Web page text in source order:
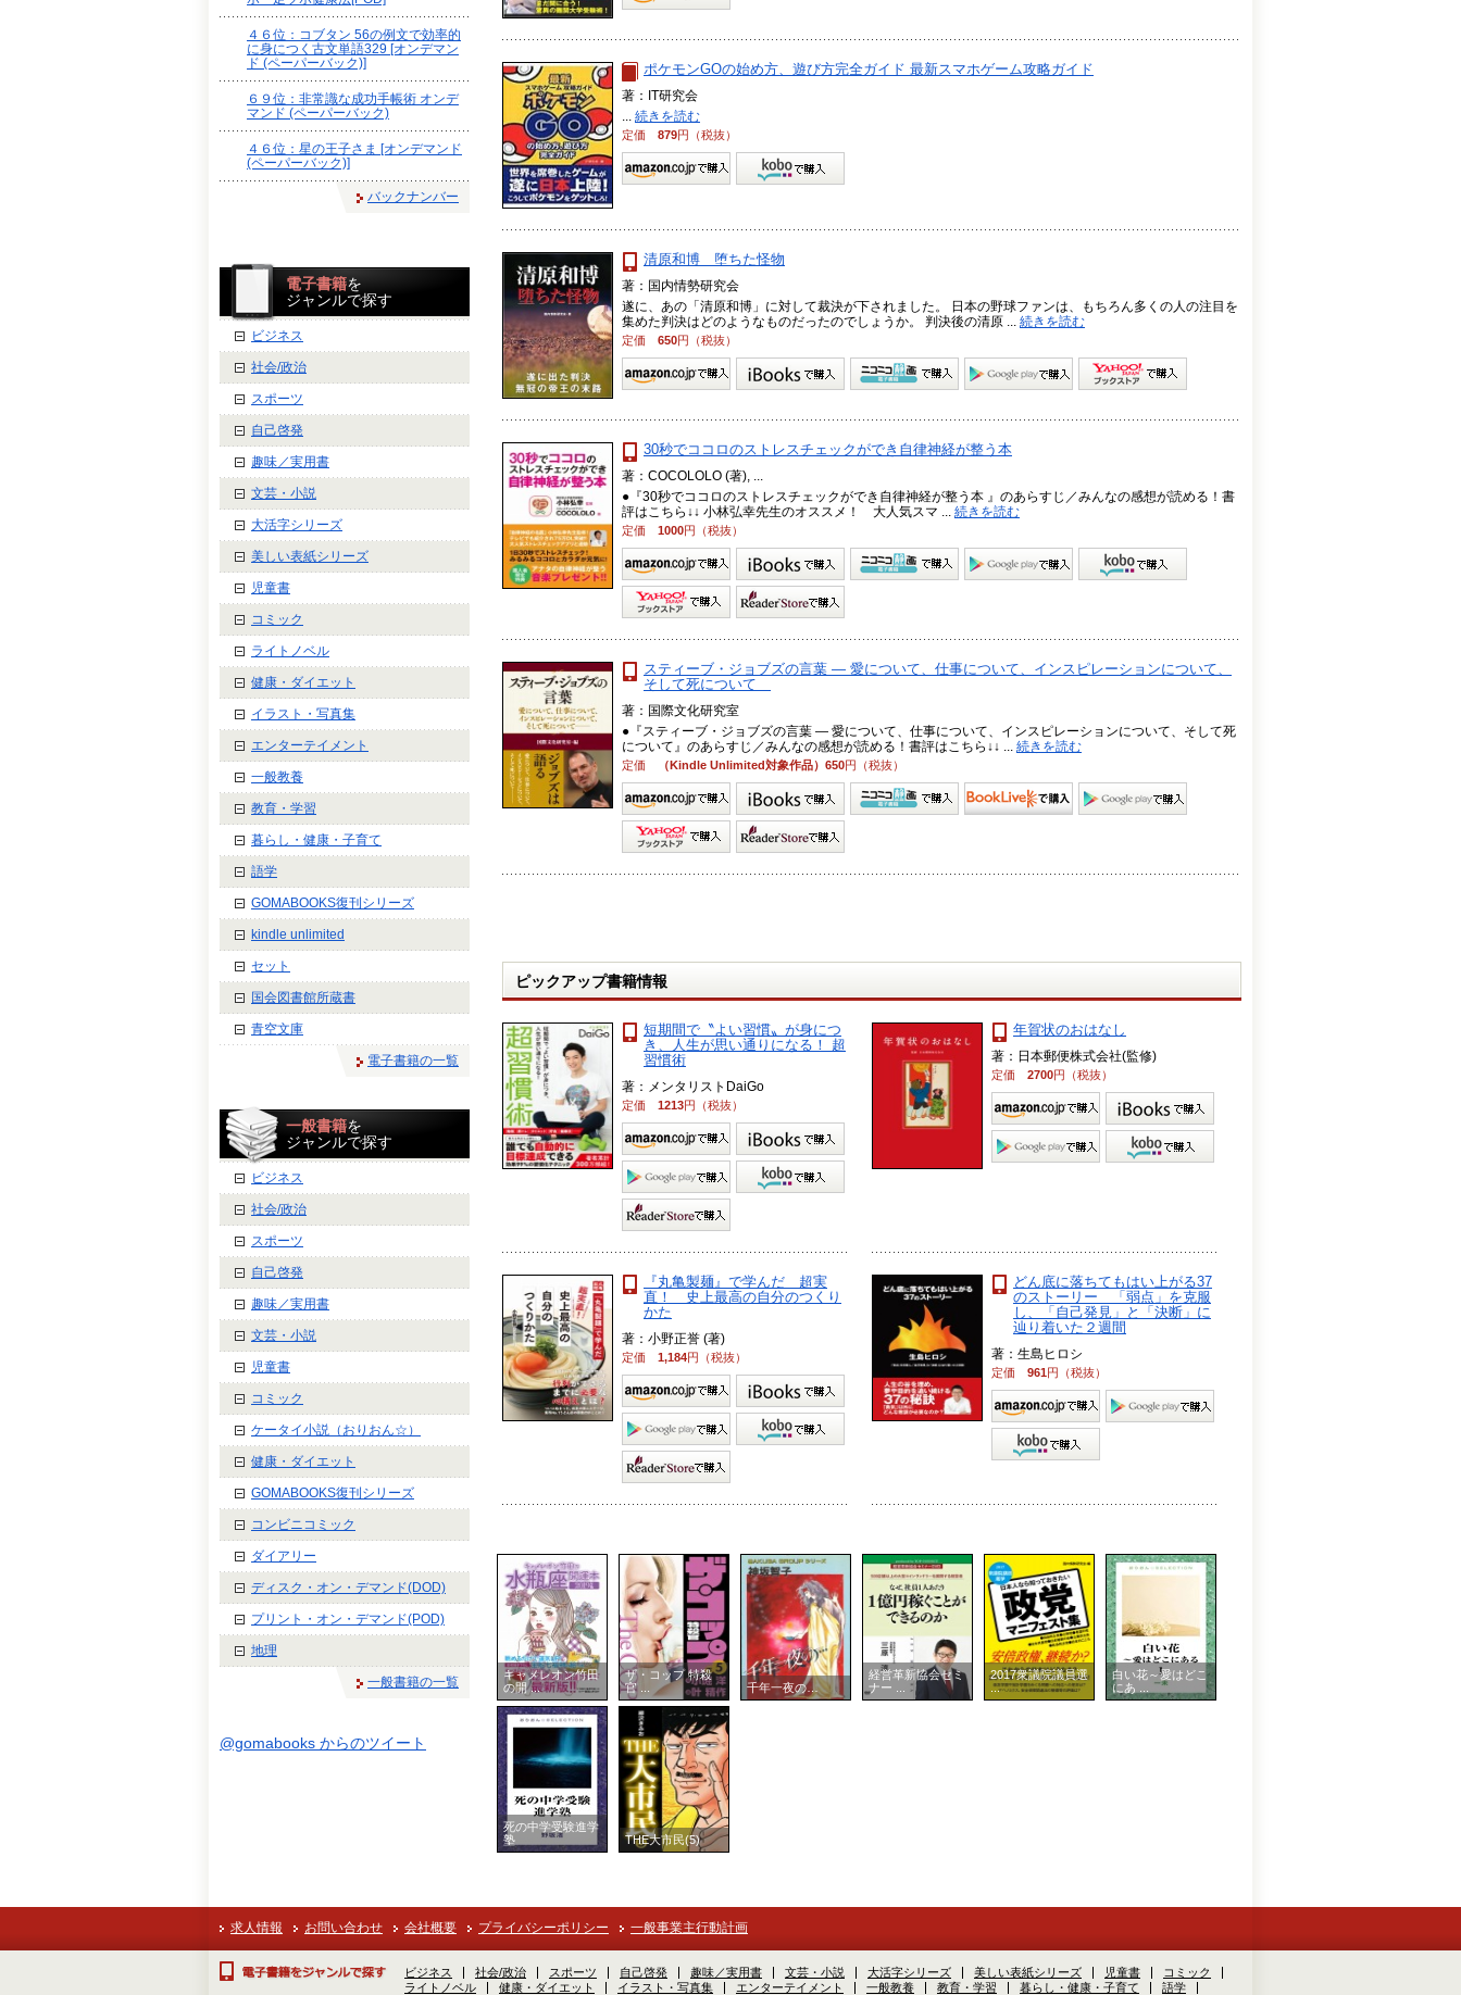
ポケモンGOの始め方、遊び方完全ガイド 最新スマホゲーム攻略ガイド
著：IT研究会
... 続きを読む
定価 879円（税抜）
清原和博 堕ちた怪物
著：国内情勢研究会
遂に、あの「清原和博」に対して裁決が下されました。 日本の野球ファンは、もちろん多くの人の注目を
集めた判決はどのようなものだったのでしょうか。 判決後の清原 ... 続きを読む
定価 650円（税抜）
30秒でココロのストレスチェックができ自律神経が整う本
著：COCOLOLO (著), ...
●『30秒でココロのストレスチェックができ自律神経が整う本 』のあらすじ／みんなの感想が読める！書
評はこちら↓↓ 小林弘幸先生のオススメ！ 大人気スマ ... 続きを読む
定価 1000円（税抜）
スティーブ・ジョブズの言葉 ― 愛について、仕事について、インスピレーションについて、
そして死について
著：国際文化研究室
●『スティーブ・ジョブズの言葉 ― 愛について、仕事について、インスピレーションについて、そして死
について』のあらすじ／みんなの感想が読める！書評はこちら↓↓ ... 続きを読む
定価 （Kindle Unlimited対象作品）650円（税抜）
ピックアップ書籍情報
短期間で〝よい習慣〟が身につ
き、人生が思い通りになる！ 超
習慣術
著：メンタリストDaiGo
定価 1213円（税抜）
年賀状のおはなし
著：日本郵便株式会社(監修)
定価 2700円（税抜）
『丸亀製麺』で学んだ 超実
直！ 史上最高の自分のつくり
かた
著：小野正誉 (著)
定価 1,184円（税抜）
どん底に落ちてもはい上がる37
のストーリー 「弱点」を克服
し、「自己発見」と「決断」に
辿り着いた２週間
著：生島ヒロシ
定価 961円（税抜）
４６位：コブタン 56の例文で効率的
に身につく古文単語329 [オンデマン
ド (ペーパーバック)]
６９位：非常識な成功手帳術 オンデ
マンド (ペーパーバック)
４６位：星の王子さま [オンデマンド
(ペーパーバック)]
バックナンバー
電子書籍を
ジャンルで探す
ビジネス
社会/政治
スポーツ
自己啓発
趣味／実用書
文芸・小説
大活字シリーズ
美しい表紙シリーズ
児童書
コミック
ライトノベル
健康・ダイエット
イラスト・写真集
エンターテイメント
一般教養
教育・学習
暮らし・健康・子育て
語学
GOMABOOKS復刊シリーズ
kindle unlimited
セット
国会図書館所蔵書
青空文庫
電子書籍の一覧
一般書籍を
ジャンルで探す
ビジネス
社会/政治
スポーツ
自己啓発
趣味／実用書
文芸・小説
児童書
コミック
ケータイ小説（おりおん☆）
健康・ダイエット
GOMABOOKS復刊シリーズ
コンビニコミック
ダイアリー
ディスク・オン・デマンド(DOD)
プリント・オン・デマンド(POD)
地理
一般書籍の一覧
@gomabooks からのツイート
キャメレオン竹田
の開 ...
ザ・コップ 特殺
官 ...
千年一夜の…
経営革新協会セミ
ナー ...
2017衆議院議員選
...
白い花～愛はどこ
にあ ...
死の中学受験進学
塾
THE大市民(5)
求人情報 お問い合わせ 会社概要 プライバシーポリシー 一般事業主行動計画
ビジネス 社会/政治 スポーツ 自己啓発 趣味／実用書 文芸・小説 大活字シリーズ 美しい表紙シリーズ 児童書
コミック
ライトノベル
健康・ダイエット イラスト・写真集 エンターテイメント 一般教養 教育・学習 暮らし・健康・子育て 語学